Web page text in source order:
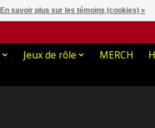
Jeux de rôle MERCH
En savoir plus sur les témoins (cookies) »